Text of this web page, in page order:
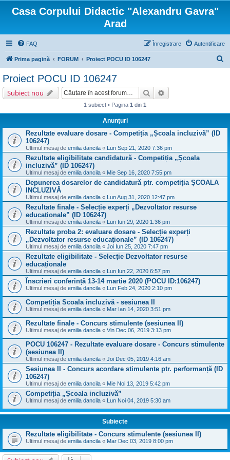
Casa Corpului Didactic "Alexandru Gavra"
Arad
FAQ Autentificare
Înregistrare
Prima pagină FORUM Proiect POCU ID 106247
Proiect POCU ID 106247
Subiect nou Căutare
1 subiect • Pagina 1 din 1
Anunţuri
Rezultate evaluare dosare - Competiția „Școala incluzivă” (ID
106247)
Ultimul mesaj de emilia dancila « Lun Sep 21, 2020 7:36 pm
Rezultate eligibilitate candidatură - Competiția „Școala
incluzivă” (ID 106247)
Ultimul mesaj de emilia dancila « Mie Sep 16, 2020 7:55 pm
Depunerea dosarelor de candidatură ptr. competiția ȘCOALA
INCLUZIVĂ
Ultimul mesaj de emilia dancila « Lun Aug 31, 2020 12:47 pm
Rezultate finale - Selecție experți „Dezvoltator resurse
educaționale” (ID 106247)
Ultimul mesaj de emilia dancila « Lun Iun 29, 2020 1:36 pm
Rezultate proba 2: evaluare dosare - Selecție experți
„Dezvoltator resurse educaționale” (ID 106247)
Ultimul mesaj de emilia dancila « Joi Iun 25, 2020 7:47 pm
Rezultate eligibilitate - Selecție Dezvoltator resurse
educaționale
Ultimul mesaj de emilia dancila « Lun Iun 22, 2020 6:57 pm
Înscrieri conferință 13-14 martie 2020 (POCU ID:106247)
Ultimul mesaj de emilia dancila « Lun Feb 24, 2020 2:10 pm
Competiția Scoala incluzivă - sesiunea II
Ultimul mesaj de emilia dancila « Mar Ian 14, 2020 3:51 pm
Rezultate finale - Concurs stimulente (sesiunea II)
Ultimul mesaj de emilia dancila « Vin Dec 06, 2019 3:13 pm
POCU 106247 - Rezultate evaluare dosare - Concurs stimulente
(sesiunea II)
Ultimul mesaj de emilia dancila « Joi Dec 05, 2019 4:16 am
Sesiunea II - Concurs acordare stimulente ptr. performanță (ID
106247)
Ultimul mesaj de emilia dancila « Mie Noi 13, 2019 5:42 pm
Competiția „Școala incluzivă”
Ultimul mesaj de emilia dancila « Lun Noi 04, 2019 5:30 am
Subiecte
Rezultate eligibilitate - Concurs stimulente (sesiunea II)
Ultimul mesaj de emilia dancila « Mar Dec 03, 2019 8:00 pm